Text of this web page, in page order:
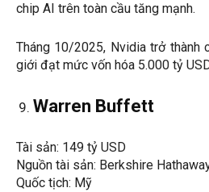
chip AI trên toàn cầu tăng mạnh.
Tháng 10/2025, Nvidia trở thành
giới đạt mức vốn hóa 5.000 tỷ
Warren Buffett
Tài sản: 149 tỷ USD
Nguồn tài sản: Berkshire
Quốc tịch: Mỹ